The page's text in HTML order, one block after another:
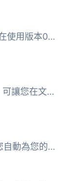
重要的安全更新–如果您正在使用版本0.2或更早的版本，請進行...
這是一個簡單的外掛程式，可讓您在文章上設定到期日期。一旦...
### 摘要 - 這個外掛允許您自動為您的文章設置到期日期，確保...